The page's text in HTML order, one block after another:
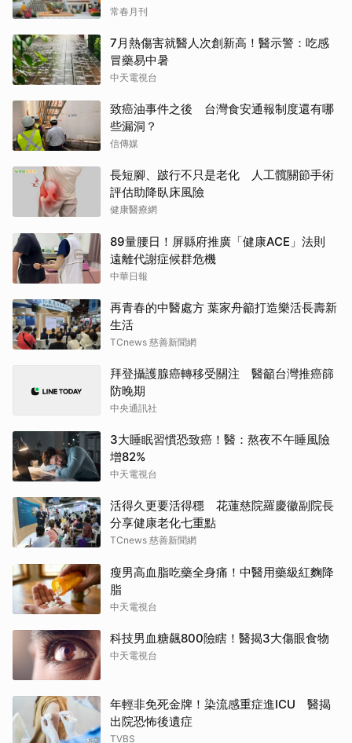
常春月刊
7月熱傷害就醫人次創新高！醫示警：吃感
冒藥易中暑
中天電視台
致癌油事件之後 台灣食安通報制度還有哪
些漏洞？
信傳媒
長短腳、跛行不只是老化 人工髖關節手術
評估助降臥床風險
健康醫療網
89量腰日！屏縣府推廣「健康ACE」法則
遠離代謝症候群危機
中華日報
再青春的中醫處方 葉家舟籲打造樂活長壽新
生活
TCnews 慈善新聞網
拜登攝護腺癌轉移受關注 醫籲台灣推癌篩
防晚期
中央通訊社
3大睡眠習慣恐致癌！醫：熬夜不午睡風險
增82%
中天電視台
活得久更要活得穩 花蓮慈院羅慶徽副院長
分享健康老化七重點
TCnews 慈善新聞網
瘦男高血脂吃藥全身痛！中醫用藥級紅麴降
脂
中天電視台
科技男血糖飆800險瞎！醫揭3大傷眼食物
中天電視台
年輕非免死金牌！染流感重症進ICU 醫揭
出院恐怖後遺症
TVBS